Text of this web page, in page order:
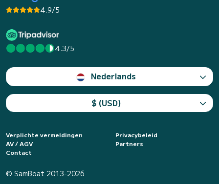
4.9/5
4.3/5
Nederlands
$ (USD)
Verplichte vermeldingen
Privacybeleid
AV / AGV
Partners
Contact
© SamBoat 2013-2026